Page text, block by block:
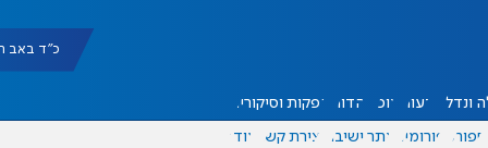
כ"ד באב תשפ"ו
ונדל"ן דעות אוכל יהדות הפקות וסיקורים
ספורט פורומים אתר ישיבה יצירת קשר עוד